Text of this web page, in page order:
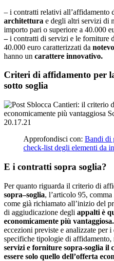
– i contratti relativi all’affidamento
architettura e degli altri servizi di
importo pari o superiore a 40.000
–i contratti di servizi e le forniture
40.000 euro caratterizzati da
hanno un carattere innovativo.
Criteri di affidamento per
sotto soglia
Approfondisci con: Bandi di
check-list degli elementi da
E i contratti sopra soglia?
Per quanto riguarda il criterio di
sopra–soglia, l’articolo 95,
come già richiamato all’inizio del
di aggiudicazione degli appalti è
economicamente più vantaggiosa.
eccezioni previste e analizzate per
specifiche tipologie di affidamento,
servizi e forniture sopra-soglia il
essere solo quello dell’offerta